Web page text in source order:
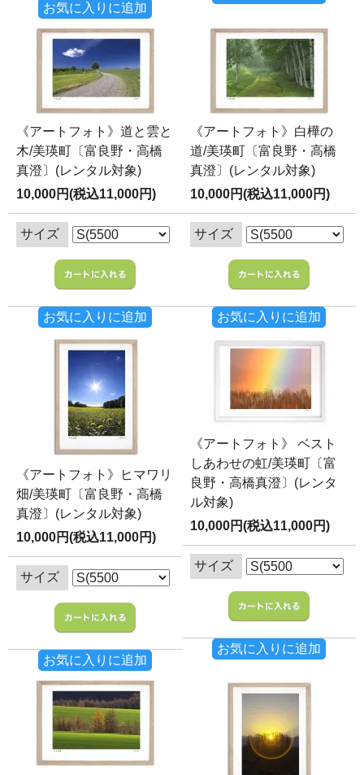
お気に入りに追加
《アートフォト》道と雲と
木/美瑛町〔富良野・高橋
真澄〕(レンタル対象)
10,000円(税込11,000円)
サイズ
お気に入りに追加
《アートフォト》白樺の
道/美瑛町〔富良野・高橋
真澄〕(レンタル対象)
10,000円(税込11,000円)
サイズ
お気に入りに追加
《アートフォト》ヒマワリ
畑/美瑛町〔富良野・高橋
真澄〕(レンタル対象)
10,000円(税込11,000円)
サイズ
お気に入りに追加
《アートフォト》 ベスト
しあわせの虹/美瑛町〔富
良野・高橋真澄〕(レンタ
ル対象)
10,000円(税込11,000円)
サイズ
お気に入りに追加